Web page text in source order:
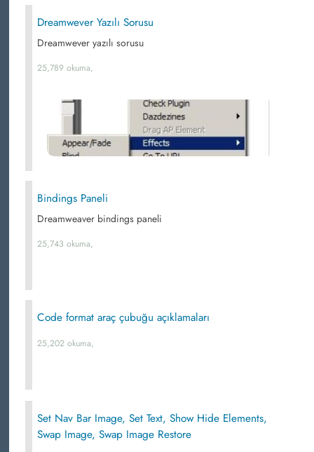
Dreamwever Yazılı Sorusu
Dreamwever yazılı sorusu
25,789 okuma,
Bindings Paneli
Dreamweaver bindings paneli
25,743 okuma,
Code format araç çubuğu açıklamaları
25,202 okuma,
Set Nav Bar Image, Set Text, Show Hide Elements,
Swap Image, Swap Image Restore